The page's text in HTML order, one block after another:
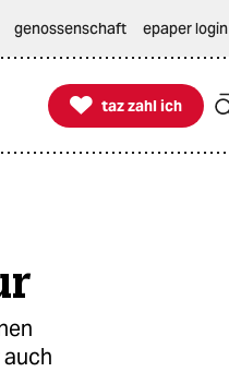
genossenschaft epaper login

taz zahl ich
taz zahl ich